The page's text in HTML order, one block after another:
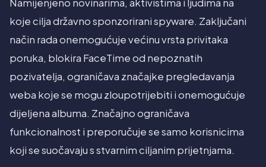
Namijenjeno novinarima, aktivistima i ljudima na
koje cilja državno sponzorirani spyware. Zaključani
način rada onemogućuje većinu vrsta privitaka
poruka, blokira FaceTime od nepoznatih
pozivatelja, ograničava značajke pregledavanja
weba koje se mogu zloupotrijebiti i onemogućuje
dijeljena albuma. Značajno ograničava
funkcionalnost i preporučuje se samo korisnicima
koji se suočavaju s stvarnim ciljanim prijetnjama.